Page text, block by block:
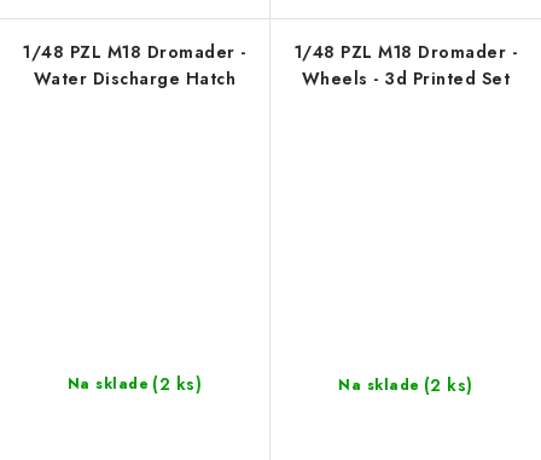
1/48 PZL M18 Dromader -
Water Discharge Hatch
Na sklade (2 ks)
1/48 PZL M18 Dromader -
Wheels - 3d Printed Set
Na sklade (2 ks)